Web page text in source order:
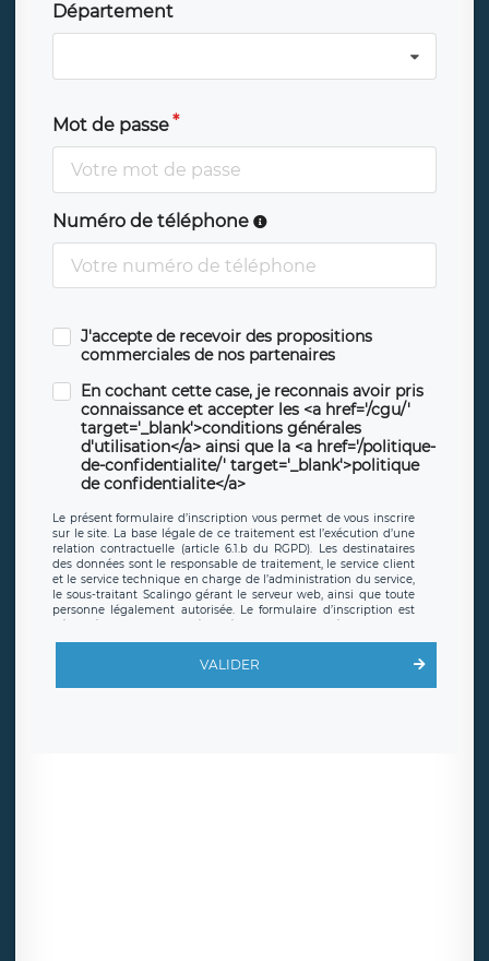
Département
Mot de passe
Numéro de téléphone
J'accepte de recevoir des propositions
commerciales de nos partenaires
En cochant cette case, je reconnais avoir pris
connaissance et accepter les <a href='/cgu/'
target='_blank'>conditions générales
d'utilisation</a> ainsi que la <a href='/politique-
de-confidentialite/' target='_blank'>politique
de confidentialite</a>
Le présent formulaire d’inscription vous permet de vous inscrire
sur le site. La base légale de ce traitement est l’exécution d’une
relation contractuelle (article 6.1.b du RGPD). Les destinataires
des données sont le responsable de traitement, le service client
et le service technique en charge de l’administration du service,
le sous-traitant Scalingo gérant le serveur web, ainsi que toute
personne légalement autorisée. Le formulaire d’inscription est
offrant desclauses de protection conformes au RGPD. Les
en sollicite la suppression, étant entendu que vous pouvez
demander la suppression de vos données et retirer votre
VALIDER